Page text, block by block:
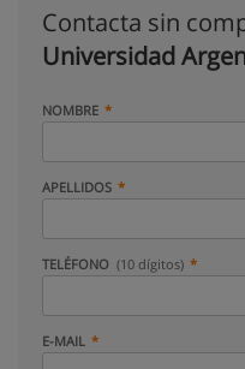
Contacta sin
Universidad
NOMBRE
APELLIDOS
TELÉFONO (10 dígitos)
E-MAIL